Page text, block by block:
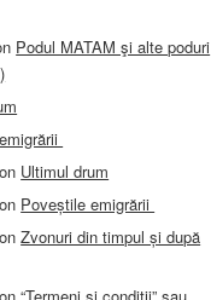
Podul MATAM şi alte poduri
on Ultimul drum
on Poveștile emigrării
onZvonuri din timpul și după